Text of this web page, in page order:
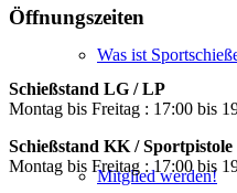
Was ist
Mitglied werden!
Öffnungszeiten
Schießstand LG / LP
Montag bis Freitag : 17:00 bis
Schießstand KK / Sportpistole
Montag bis Freitag : 17:00 bis